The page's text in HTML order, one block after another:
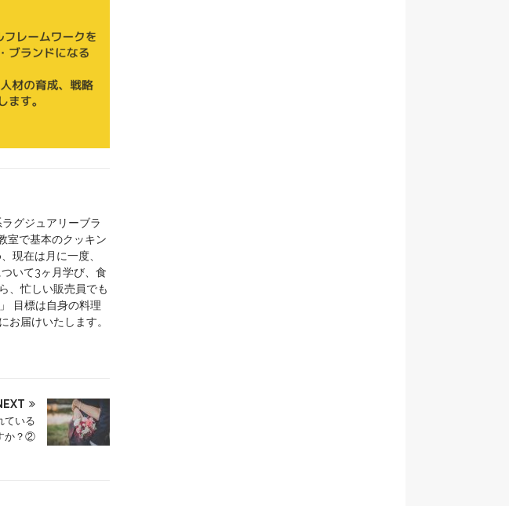
グジュアリーブラ
室で基本のクッキン
現在は月に一度、
いて3ヶ月学び、食
、忙しい販売員でも
目標は自身の料理
お届けいたします。
ている
か？②